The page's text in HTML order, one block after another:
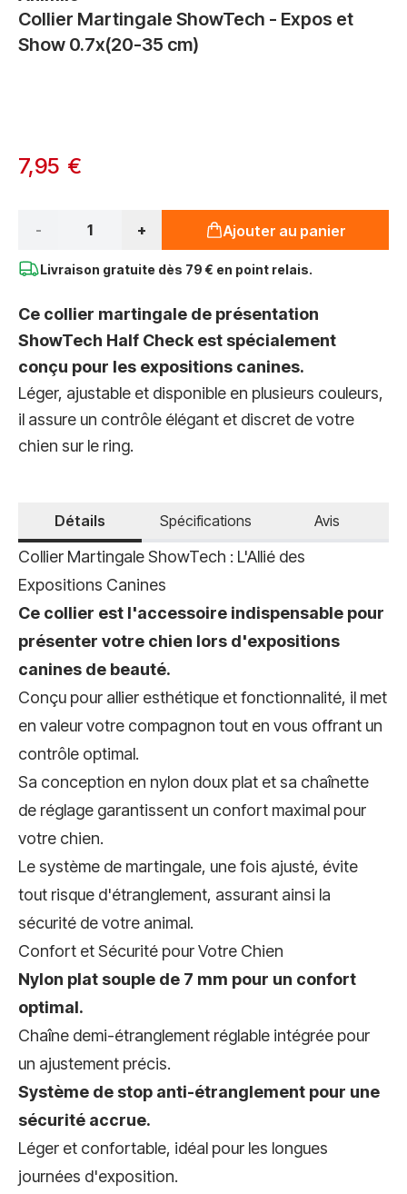
Collier Martingale ShowTech - Expos et
Show 0.7x(20-35 cm)
À partir de:
7,95 €
- + Ajouter au panier
Livraison gratuite dès 79 € en point relais.
Ce collier martingale de présentation
ShowTech Half Check est spécialement
conçu pour les expositions canines.
Léger, ajustable et disponible en plusieurs couleurs,
il assure un contrôle élégant et discret de votre
chien sur le ring.
Détails Spécifications Avis
Collier Martingale ShowTech : L'Allié des
Expositions Canines
Ce collier est l'accessoire indispensable pour
présenter votre chien lors d'expositions
canines de beauté.
Conçu pour allier esthétique et fonctionnalité, il met
en valeur votre compagnon tout en vous offrant un
contrôle optimal.
Sa conception en nylon doux plat et sa chaînette
de réglage garantissent un confort maximal pour
votre chien.
Le système de martingale, une fois ajusté, évite
tout risque d'étranglement, assurant ainsi la
sécurité de votre animal.
Confort et Sécurité pour Votre Chien
Nylon plat souple de 7 mm pour un confort
optimal.
Chaîne demi-étranglement réglable intégrée pour
un ajustement précis.
Système de stop anti-étranglement pour une
sécurité accrue.
Léger et confortable, idéal pour les longues
journées d'exposition.